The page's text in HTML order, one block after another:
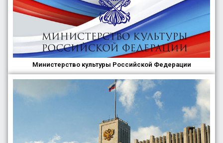
Министерство культуры Российской Федерации